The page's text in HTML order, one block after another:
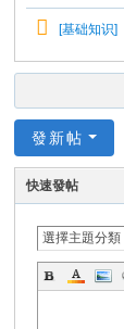
[基础知识]
發新帖
快速發帖
選擇主題分類